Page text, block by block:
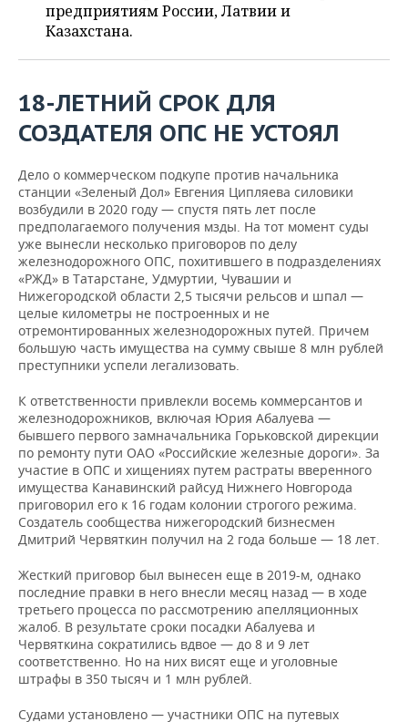
предприятиям России, Латвии и
Казахстана.
18-ЛЕТНИЙ СРОК ДЛЯ
СОЗДАТЕЛЯ ОПС НЕ УСТОЯЛ
Дело о коммерческом подкупе против начальника
станции «Зеленый Дол» Евгения Ципляева силовики
возбудили в 2020 году — спустя пять лет после
предполагаемого получения мзды. На тот момент суды
уже вынесли несколько приговоров по делу
железнодорожного ОПС, похитившего в подразделениях
«РЖД» в Татарстане, Удмуртии, Чувашии и
Нижегородской области 2,5 тысячи рельсов и шпал —
целые километры не построенных и не
отремонтированных железнодорожных путей. Причем
большую часть имущества на сумму свыше 8 млн рублей
преступники успели легализовать.
К ответственности привлекли восемь коммерсантов и
железнодорожников, включая Юрия Абалуева —
бывшего первого замначальника Горьковской дирекции
по ремонту пути ОАО «Российские железные дороги». За
участие в ОПС и хищениях путем растраты вверенного
имущества Канавинский райсуд Нижнего Новгорода
приговорил его к 16 годам колонии строгого режима.
Создатель сообщества нижегородский бизнесмен
Дмитрий Червяткин получил на 2 года больше — 18 лет.
Жесткий приговор был вынесен еще в 2019-м, однако
последние правки в него внесли месяц назад — в ходе
третьего процесса по рассмотрению апелляционных
жалоб. В результате сроки посадки Абалуева и
Червяткина сократились вдвое — до 8 и 9 лет
соответственно. Но на них висят еще и уголовные
штрафы в 350 тысяч и 1 млн рублей.
Судами установлено — участники ОПС на путевых